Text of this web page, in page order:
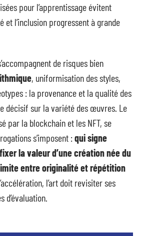
pour l’apprentissage évitent
et l’inclusion progressent à grande
de risques bien
, uniformisation des styles,
: la provenance et la qualité des
décisif sur la variété des œuvres. Le
par la blockchain et les NFT, se
s’imposent :qui signe
la valeur d’une création née du
entre originalité et répétition
l’art doit revisiter ses
d’évaluation.